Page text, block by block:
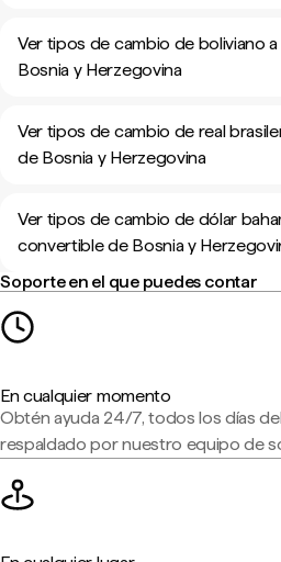
Ver tipos de cambio de boliviano
Bosnia y Herzegovina
Ver tipos de cambio de real
de Bosnia y Herzegovina
Ver tipos de cambio de dólar
convertible de Bosnia y
Soporte en el que puedes contar
En cualquier momento
Obtén ayuda 24/7, todos los días
respaldado por nuestro equipo de